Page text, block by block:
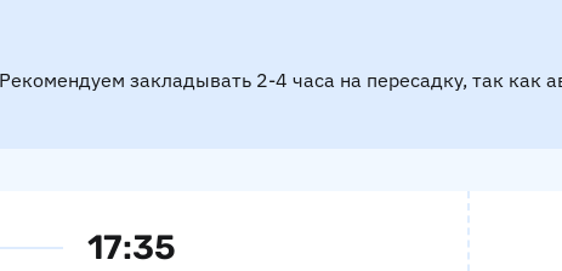
закладывать 2-4 часа на пересадку, так как
17:35